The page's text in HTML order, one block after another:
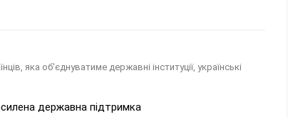
яка об'єднуватиме державні інституції, українські
державна підтримка